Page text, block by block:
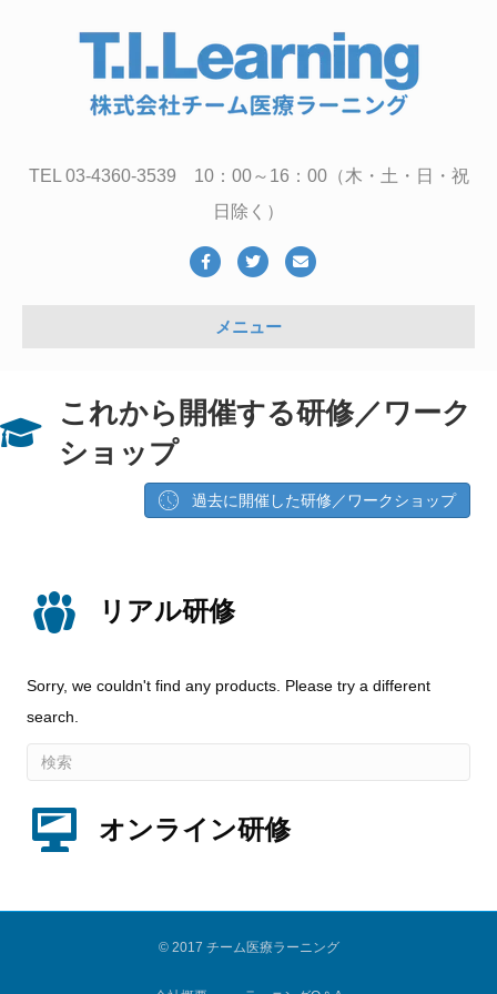
TEL 03-4360-3539 10：00～16：00（木・土・日・祝
日除く）
FacebookTwitterEmail
メニュー
これから開催する研修／ワーク
ショップ
過去に開催した研修／ワークショップ
リアル研修
Sorry, we couldn't find any products. Please try a different
search.
オンライン研修
© 2017 チーム医療ラーニング